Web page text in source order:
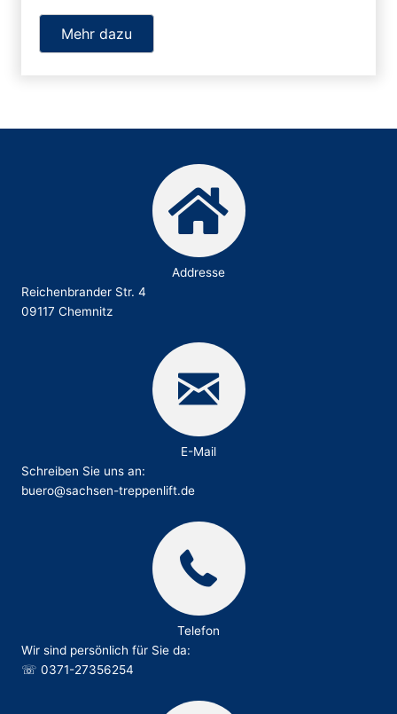
Mehr dazu
Addresse
Reichenbrander Str. 4
09117 Chemnitz
E-Mail
Schreiben Sie uns an:
buero@sachsen-treppenlift.de
Telefon
Wir sind persönlich für Sie da:
☏ 0371-27356254